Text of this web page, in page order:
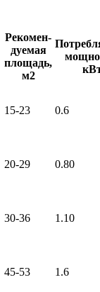
Рекомен-
дуемая
площадь,
м2
15-23 0.6
20-29 0.80
30-36 1.10
45-53 1.6